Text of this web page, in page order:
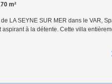
m²
LA SEYNE SUR MER dans le VAR,
aspirant à la détente. Cette villa